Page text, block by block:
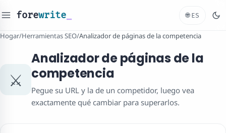
forewrite 🌐 ES
Hogar/Herramientas SEO/Analizador de páginas de la competencia
⚔️
Analizador de páginas de la
competencia
Pegue su URL y la de un competidor, luego vea
exactamente qué cambiar para superarlos.